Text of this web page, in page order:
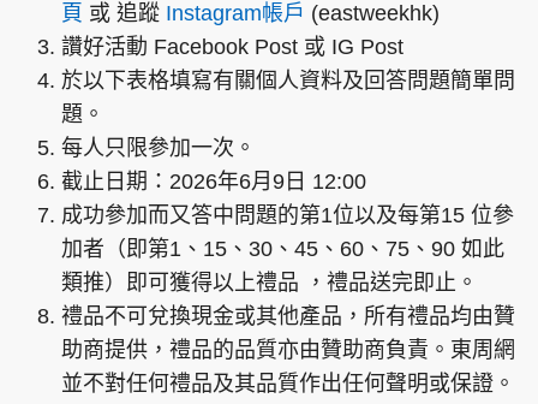
親子王 Oh!爸媽 JobMarket
頭條搵工 EDUPLUS
關於我們
聯絡我們
隱私政策聲明
使用條款
版權及免責聲明
頁 或 追蹤 Instagram帳戶 (eastweekhk)
讚好活動 Facebook Post 或 IG Post
於以下表格填寫有關個人資料及回答問題簡單問
題。
每人只限參加一次。
截止日期：2026年6月9日 12:00
成功參加而又答中問題的第1位以及每第15 位參
加者（即第1、15、30、45、60、75、90 如此
類推）即可獲得以上禮品 ，禮品送完即止。
禮品不可兌換現金或其他產品，所有禮品均由贊
助商提供，禮品的品質亦由贊助商負責。東周網
並不對任何禮品及其品質作出任何聲明或保證。